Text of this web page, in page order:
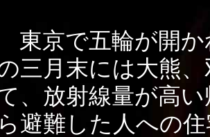
東京で五輪が開か
三月末には大熊
、放射線量が高
ら避難した人への